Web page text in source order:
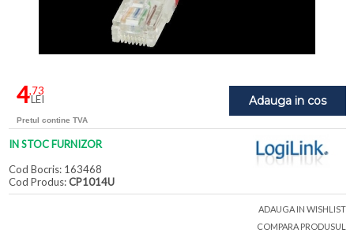
Adauga in cos
4,73
LEI
Pretul contine TVA
IN STOC FURNIZOR
Cod Bocris: 163468
Cod Produs:CP1014U
ADAUGA IN WISHLIST
COMPARA PRODUSUL